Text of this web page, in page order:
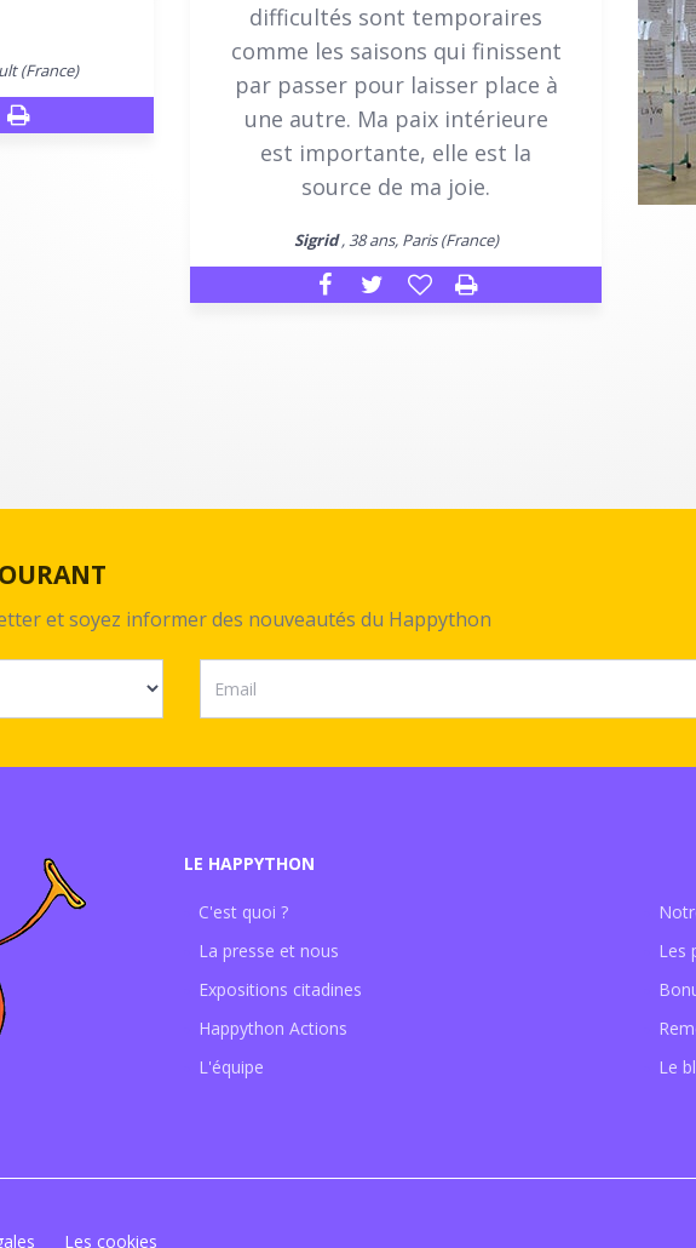
(France)
difficultés sont temporaires
comme les saisons qui finissent
par passer pour laisser place à
une autre. Ma paix intérieure
est importante, elle est la
source de ma joie.
Sigrid, 38 ans, Paris (France)
et soyez informer des nouveautés du Happython
LE HAPPYTHON
C'est quoi ?
La presse et nous
Expositions citadines
Happython Actions
L'équipe
Les
Le
Les cookies